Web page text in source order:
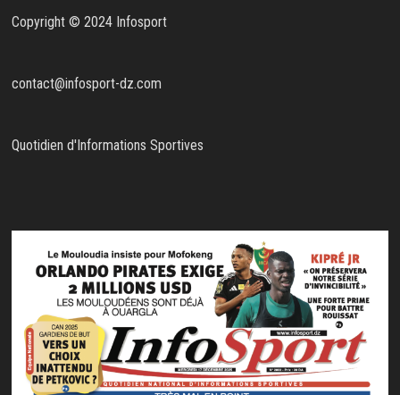
Copyright © 2024 Infosport
contact@infosport-dz.com
Quotidien d'Informations Sportives